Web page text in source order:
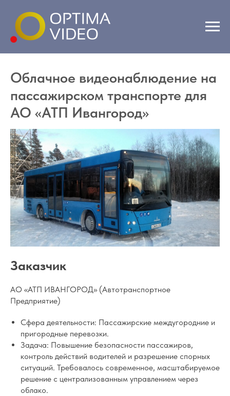
Облачное видеонаблюдение на
пассажирском транспорте для
АО «АТП Ивангород»
Заказчик
АО «АТП ИВАНГОРОД» (Автотранспортное
Предприятие)
Сфера деятельности: Пассажирские междугородние и
пригородные перевозки.
Задача: Повышение безопасности пассажиров,
контроль действий водителей и разрешение спорных
ситуаций. Требовалось современное, масштабируемое
решение с централизованным управлением через
облако.